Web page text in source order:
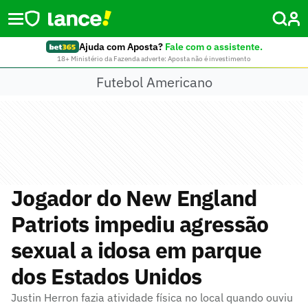
Ajuda com Aposta? Fale com o assistente.
18+ Ministério da Fazenda adverte: Aposta não é investimento
Futebol Americano
Jogador do New England
Patriots impediu agressão
sexual a idosa em parque
dos Estados Unidos
Justin Herron fazia atividade física no local quando ouviu